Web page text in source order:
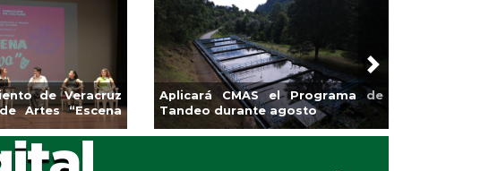
Emprendedores de Xalapa
exponen en Mercadito
Bicentenario
Coatzacoalcos impulsa
halterofilia con la Copa
2026
Next